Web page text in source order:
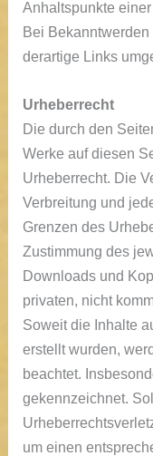
Anhaltspunkte
Bei
derartige Links
Urheberrecht
Die durch den
Werke auf diesen
Urheberrecht. Die
Verbreitung und
Grenzen des
Zustimmung des
Downloads und
privaten, nicht
Soweit die Inhalte
erstellt wurden,
beachtet.
gekennzeichnet.
um einen